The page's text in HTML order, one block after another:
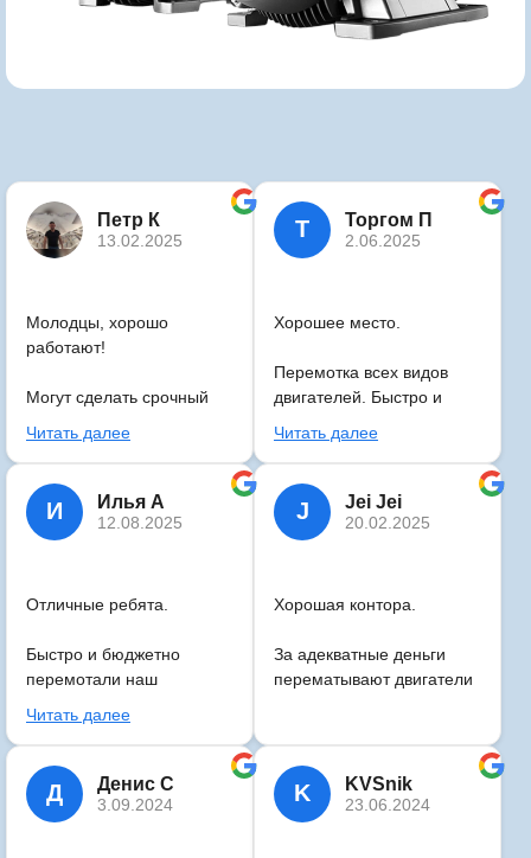
Петр К
13.02.2025
Молодцы, хорошо
работают!
Могут сделать срочный
(многие поймут, как это
сотрудничаем давно.
Роста и процветания!!!
Читать далее
Т Торгом П
2.06.2025
Хорошее место.
Перемотка всех видов
двигателей. Быстро и
Читать далее
И Илья А
12.08.2025
Отличные ребята.
Быстро и бюджетно
перемотали наш
Движок работает у нас на
Читать далее
J Jei Jei
20.02.2025
Хорошая контора.
За адекватные деньги
перематывают двигатели
Д Денис С
3.09.2024 K KVSnik
23.06.2024